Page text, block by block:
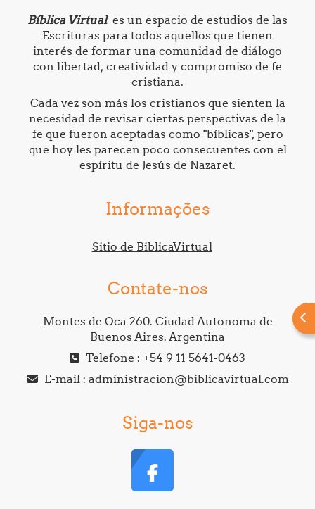
Bíblica Virtual es un espacio de estudios de las
Escrituras para todos aquellos que tienen
interés de formar una comunidad de diálogo
con libertad, creatividad y compromiso de fe
cristiana.
Cada vez son más los cristianos que sienten la
necesidad de revisar ciertas perspectivas de la
fe que fueron aceptadas como "bíblicas", pero
que hoy les parecen poco consecuentes con el
espíritu de Jesús de Nazaret.
Informações
Sitio de BiblicaVirtual
Contate-nos
Montes de Oca 260. Ciudad Autonoma de
Buenos Aires. Argentina
Telefone : +54 9 11 5641-0463
E-mail : administracion@biblicavirtual.com
Siga-nos